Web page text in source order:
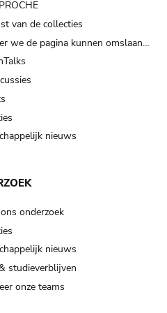
van de collecties
we de pagina kunnen omslaan…
nieuws
onderzoek
nieuws
studieverblijven
onze teams